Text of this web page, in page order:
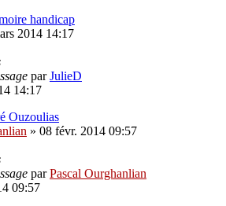
handicap
2014 14:17
parJulieD
14:17
Ouzoulias
» 08 févr. 2014 09:57
parPascal Ourghanlian
09:57